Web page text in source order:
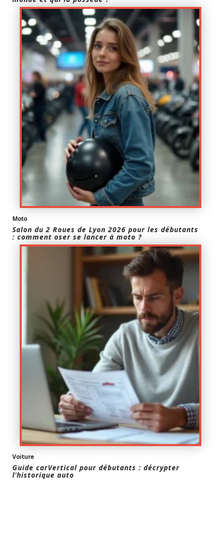
Moto
Salon du 2 Roues de Lyon 2026 pour les débutants
: comment oser se lancer à moto ?
Voiture
Guide carVertical pour débutants : décrypter
l’historique auto